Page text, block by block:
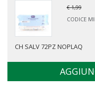
€ 1,99
CODICE
CH SALV 72PZ NOPLAQ